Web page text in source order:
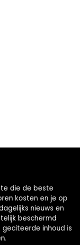
die de beste
kosten en je op
nieuws en
beschermd
geciteerde inhoud is